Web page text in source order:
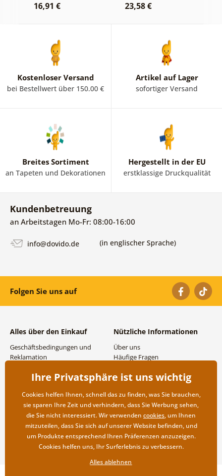
16,91 € 23,58 €
Kostenloser Versand
bei Bestellwert über 150.00 €
Artikel auf Lager
sofortiger Versand
Breites Sortiment
an Tapeten und Dekorationen
Hergestellt in der EU
erstklassige Druckqualität
Kundenbetreuung
an Arbeitstagen Mo-Fr: 08:00-16:00
info@dovido.de (in englischer Sprache)
Folgen Sie uns auf
Alles über den Einkauf
Geschäftsbedingungen und
Reklamation
Versand- und
Rücksendung der Ware
Nützliche Informationen
Über uns
Häufige Fragen
Großhandel und
Ihre Privatsphäre ist uns wichtig
Cookies helfen Ihnen, schnell das zu finden, was Sie brauchen,
sie sparen Ihre Zeit und verhindern, dass Sie Werbung sehen,
die Sie nicht interessiert. Wir verwenden cookies, um Ihnen
mitzuteilen, dass Sie sich auf unserer Website befinden, und
um Produkte entsprechend Ihren Präferenzen anzuzeigen.
Cookies helfen uns, Ihr Surferlebnis zu verbessern.
Alles ablehnen